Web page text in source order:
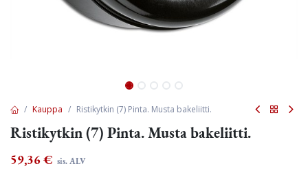
Kauppa Ristikytkin (7) Pinta. Musta bakeliitti.
Ristikytkin (7) Pinta. Musta bakeliitti.
59,36€ sis. ALV